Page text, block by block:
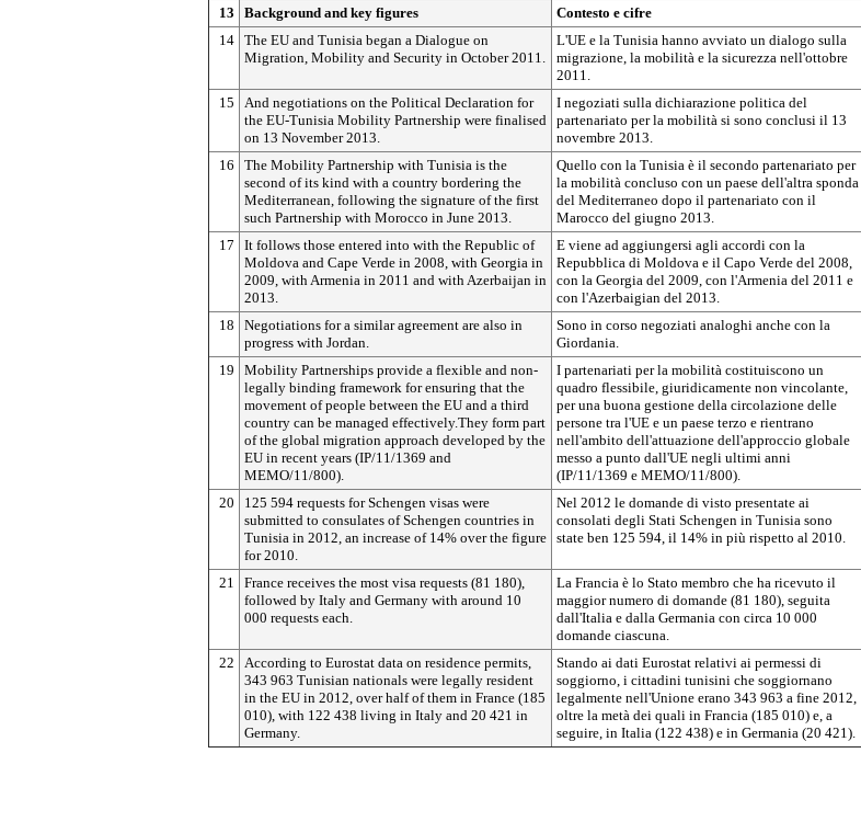
13
Background and key figures
Contesto e cifre
14 The EU and Tunisia began a Dialogue on
Migration, Mobility and Security in October 2011.
L'UE e la Tunisia hanno avviato un dialogo sulla
migrazione, la mobilità e la sicurezza nell'ottobre
2011.
15
And negotiations on the Political Declaration for
the EU-Tunisia Mobility Partnership were finalised
on 13 November 2013.
I negoziati sulla dichiarazione politica del
partenariato per la mobilità si sono conclusi il 13
novembre 2013.
16
The Mobility Partnership with Tunisia is the
second of its kind with a country bordering the
Mediterranean, following the signature of the first
such Partnership with Morocco in June 2013.
Quello con la Tunisia è il secondo partenariato per
la mobilità concluso con un paese dell'altra sponda
del Mediterraneo dopo il partenariato con il
Marocco del giugno 2013.
17
It follows those entered into with the Republic of
Moldova and Cape Verde in 2008, with Georgia in
2009, with Armenia in 2011 and with Azerbaijan in
2013.
E viene ad aggiungersi agli accordi con la
Repubblica di Moldova e il Capo Verde del 2008,
con la Georgia del 2009, con l'Armenia del 2011 e
con l'Azerbaigian del 2013.
18
Negotiations for a similar agreement are also in
progress with Jordan.
Sono in corso negoziati analoghi anche con la
Giordania.
19
Mobility Partnerships provide a flexible and non-
legally binding framework for ensuring that the
movement of people between the EU and a third
country can be managed effectively.They form part
of the global migration approach developed by the
EU in recent years (IP/11/1369 and
MEMO/11/800).
I partenariati per la mobilità costituiscono un
quadro flessibile, giuridicamente non vincolante,
per una buona gestione della circolazione delle
persone tra l'UE e un paese terzo e rientrano
nell'ambito dell'attuazione dell'approccio globale
messo a punto dall'UE negli ultimi anni
(IP/11/1369 e MEMO/11/800).
20
125 594 requests for Schengen visas were
submitted to consulates of Schengen countries in
Tunisia in 2012, an increase of 14% over the figure
for 2010.
Nel 2012 le domande di visto presentate ai
consolati degli Stati Schengen in Tunisia sono
state ben 125 594, il 14% in più rispetto al 2010.
21
France receives the most visa requests (81 180),
followed by Italy and Germany with around 10
000 requests each.
La Francia è lo Stato membro che ha ricevuto il
maggior numero di domande (81 180), seguita
dall'Italia e dalla Germania con circa 10 000
domande ciascuna.
22
According to Eurostat data on residence permits,
343 963 Tunisian nationals were legally resident
in the EU in 2012, over half of them in France (185
010), with 122 438 living in Italy and 20 421 in
Germany.
Stando ai dati Eurostat relativi ai permessi di
soggiorno, i cittadini tunisini che soggiornano
legalmente nell'Unione erano 343 963 a fine 2012,
oltre la metà dei quali in Francia (185 010) e, a
seguire, in Italia (122 438) e in Germania (20 421).